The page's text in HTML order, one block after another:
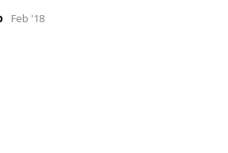
Feb '18